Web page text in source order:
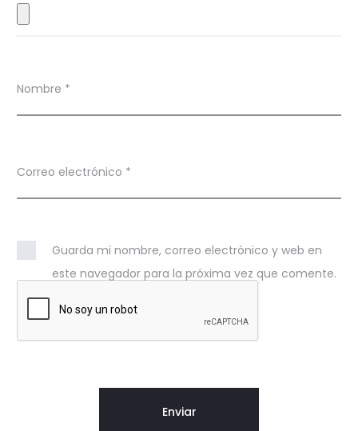
s
Nombre *
Correo electrónico *
Guarda mi nombre, correo electrónico y web en
este navegador para la próxima vez que comente.